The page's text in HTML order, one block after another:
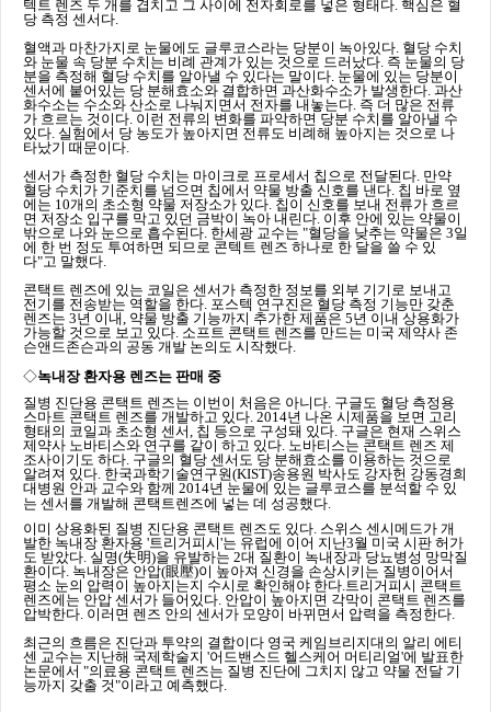
텍트 렌즈 두 개를 겹치고 그 사이에 전자회로를 넣은 형태다. 핵심은 혈
당 측정 센서다.
혈액과 마찬가지로 눈물에도 글루코스라는 당분이 녹아있다. 혈당 수치
와 눈물 속 당분 수치는 비례 관계가 있는 것으로 드러났다. 즉 눈물의 당
분을 측정해 혈당 수치를 알아낼 수 있다는 말이다. 눈물에 있는 당분이
센서에 붙어있는 당 분해효소와 결합하면 과산화수소가 발생한다. 과산
화수소는 수소와 산소로 나눠지면서 전자를 내놓는다. 즉 더 많은 전류
가 흐르는 것이다. 이런 전류의 변화를 파악하면 당분 수치를 알아낼 수
있다. 실험에서 당 농도가 높아지면 전류도 비례해 높아지는 것으로 나
타났기 때문이다.
센서가 측정한 혈당 수치는 마이크로 프로세서 칩으로 전달된다. 만약
혈당 수치가 기준치를 넘으면 칩에서 약물 방출 신호를 낸다. 칩 바로 옆
에는 10개의 초소형 약물 저장소가 있다. 칩이 신호를 보내 전류가 흐르
면 저장소 입구를 막고 있던 금박이 녹아 내린다. 이후 안에 있는 약물이
밖으로 나와 눈으로 흡수된다. 한세광 교수는 "혈당을 낮추는 약물은 3일
에 한 번 정도 투여하면 되므로 콘텍트 렌즈 하나로 한 달을 쓸 수 있
다"고 말했다.
콘택트 렌즈에 있는 코일은 센서가 측정한 정보를 외부 기기로 보내고
전기를 전송받는 역할을 한다. 포스텍 연구진은 혈당 측정 기능만 갖춘
렌즈는 3년 이내, 약물 방출 기능까지 추가한 제품은 5년 이내 상용화가
가능할 것으로 보고 있다. 소프트 콘택트 렌즈를 만드는 미국 제약사 존
슨앤드존슨과의 공동 개발 논의도 시작했다.
◇녹내장 환자용 렌즈는 판매 중
질병 진단용 콘택트 렌즈는 이번이 처음은 아니다. 구글도 혈당 측정용
스마트 콘택트 렌즈를 개발하고 있다. 2014년 나온 시제품을 보면 고리
형태의 코일과 초소형 센서, 칩 등으로 구성돼 있다. 구글은 현재 스위스
제약사 노바티스와 연구를 같이 하고 있다. 노바티스는 콘택트 렌즈 제
조사이기도 하다. 구글의 혈당 센서도 당 분해효소를 이용하는 것으로
알려져 있다. 한국과학기술연구원(KIST)송용원 박사도 강자헌 강동경희
대병원 안과 교수와 함께 2014년 눈물에 있는 글루코스를 분석할 수 있
는 센서를 개발해 콘택트렌즈에 넣는 데 성공했다.
이미 상용화된 질병 진단용 콘택트 렌즈도 있다. 스위스 센시메드가 개
발한 녹내장 환자용 '트리거피시'는 유럽에 이어 지난3월 미국 시판 허가
도 받았다. 실명(失明)을 유발하는 2대 질환이 녹내장과 당뇨병성 망막질
환이다. 녹내장은 안압(眼壓)이 높아져 신경을 손상시키는 질병이어서
평소 눈의 압력이 높아지는지 수시로 확인해야 한다.트리거피시 콘택트
렌즈에는 안압 센서가 들어있다. 안압이 높아지면 각막이 콘택트 렌즈를
압박한다. 이러면 렌즈 안의 센서가 모양이 바뀌면서 압력을 측정한다.
최근의 흐름은 진단과 투약의 결합이다 영국 케임브리지대의 알리 에티
센 교수는 지난해 국제학술지 '어드밴스드 헬스케어 머티리얼'에 발표한
논문에서 "의료용 콘택트 렌즈는 질병 진단에 그치지 않고 약물 전달 기
능까지 갖출 것"이라고 예측했다.